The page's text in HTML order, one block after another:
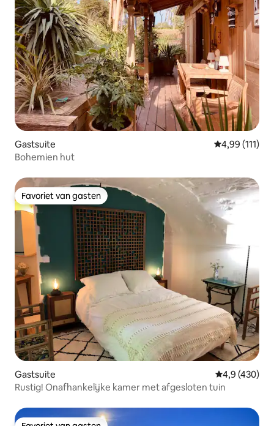
Gastsuite Gemiddelde
4,99 (111)
Bohemien hut
Favoriet van gasten
Favoriet van gasten
Gastsuite Gemiddelde
4,9 (430)
Rustig! Onafhankelijke kamer met afgesloten tuin